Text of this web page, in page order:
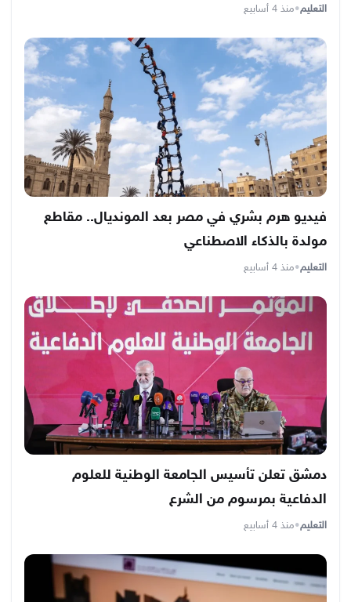
التعليم•منذ 4 أسابيع
فيديو هرم بشري في مصر بعد المونديال.. مقاطع
مولدة بالذكاء الاصطناعي
التعليم•منذ 4 أسابيع
دمشق تعلن تأسيس الجامعة الوطنية للعلوم
الدفاعية بمرسوم من الشرع
التعليم•منذ 4 أسابيع